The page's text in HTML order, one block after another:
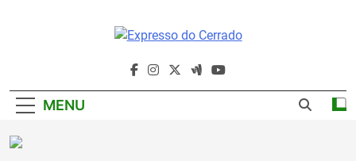
Expresso Do
Cerrado
MENU